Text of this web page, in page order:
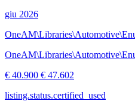
giu 2026
€ 40.900 € 47.602
listing.status.certified_used